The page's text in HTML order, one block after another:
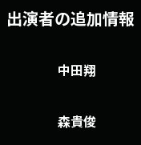
出演者の追加情報
中田翔
森貴俊